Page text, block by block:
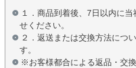
１．商品到着後、7日以内に
せください。
２．返送または交換方法につ
す。
※お客様都合による返品・交